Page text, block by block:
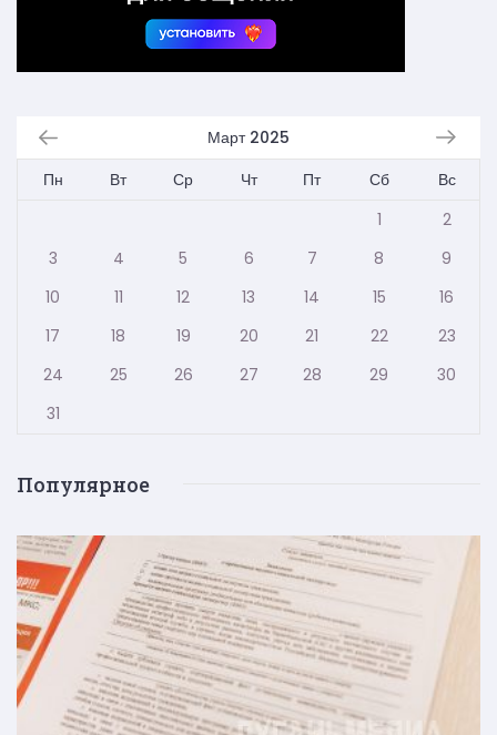
Март 2025
Пн
Вт Ср Чт Пт Сб
Вс
1
2
3
4 5 6 7 8
9
10
11 12 13 14 15
16
17
18 19 20 21 22
23
24
25 26 27 28 29
30
31
Популярное